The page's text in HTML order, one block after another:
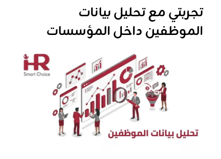
تجربتي مع تحليل بيانات
الموظفين داخل المؤسسات